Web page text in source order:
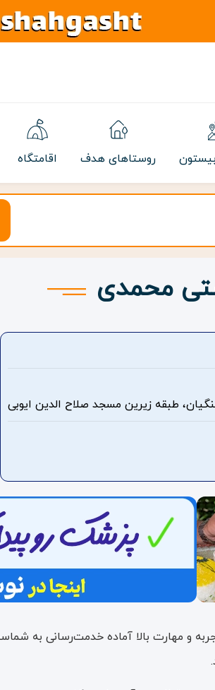
روستاهای هدف اقامتگاه
محمدی
طبقه زیرین مسجد صلاح الدین ایوبی
و مهارت بالا آماده خدمت‌رسانی به